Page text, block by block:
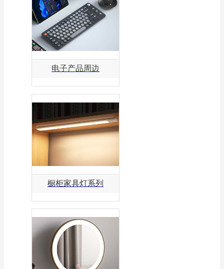
电子产品周边
橱柜家具灯系列